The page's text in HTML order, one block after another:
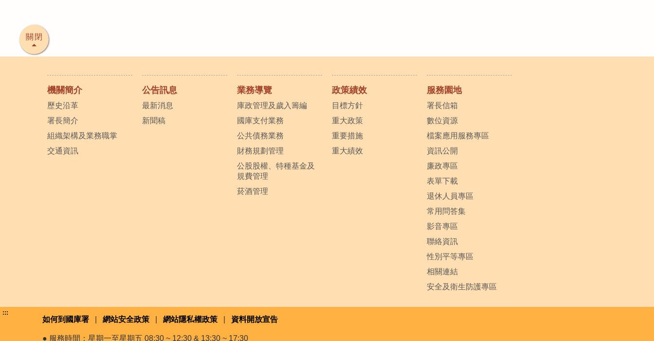
關閉
機關簡介
歷史沿革
署長簡介
組織架構及業務職掌
交通資訊
公告訊息
最新消息
新聞稿
業務導覽
庫政管理及歲入籌編
國庫支付業務
公共債務業務
財務規劃管理
公股股權、特種基金及
規費管理
菸酒管理
政策績效
目標方針
重大政策
重要措施
重大績效
服務園地
署長信箱
數位資源
檔案應用服務專區
資訊公開
廉政專區
表單下載
退休人員專區
常用問答集
影音專區
聯絡資訊
性別平等專區
相關連結
安全及衛生防護專區
:::
如何到國庫署 網站安全政策 網站隱私權政策 資料開放宣告
● 服務時間：星期一至星期五 08:30 ~ 12:30 & 13:30 ~ 17:30